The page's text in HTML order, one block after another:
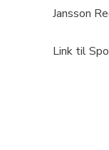
Jansson
Link til